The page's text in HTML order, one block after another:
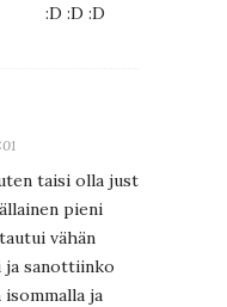
:D :D :D
taisi olla just
pieni
vähän
sanottiinko
ja